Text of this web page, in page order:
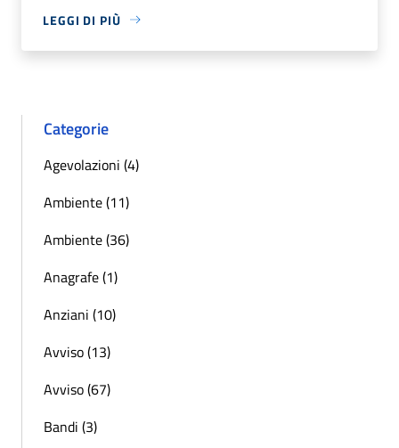
LEGGI DI PIÙ
Categorie
Agevolazioni (4)
Ambiente (11)
Ambiente (36)
Anagrafe (1)
Anziani (10)
Avviso (13)
Avviso (67)
Bandi (3)